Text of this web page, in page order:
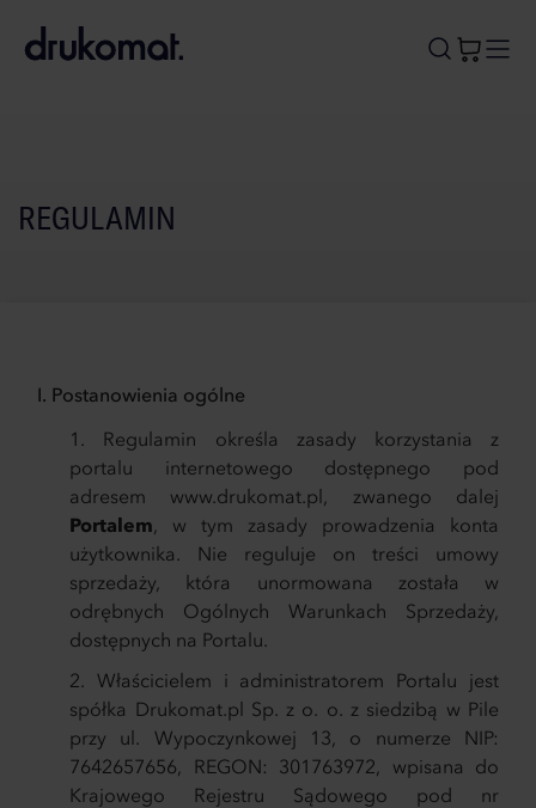
A
REGULAMIN
I. Postanowienia ogólne
Regulamin określa zasady korzystania z
portalu internetowego dostępnego pod
adresem www.drukomat.pl, zwanego dalej
Portalem, w tym zasady prowadzenia konta
użytkownika. Nie reguluje on treści umowy
sprzedaży, która unormowana została w
odrębnych Ogólnych Warunkach Sprzedaży,
dostępnych na Portalu.
Właścicielem i administratorem Portalu jest
spółka Drukomat.pl Sp. z o. o. z siedzibą w Pile
przy ul. Wypoczynkowej 13, o numerze NIP:
7642657656, REGON: 301763972, wpisana do
Krajowego Rejestru Sądowego pod nr